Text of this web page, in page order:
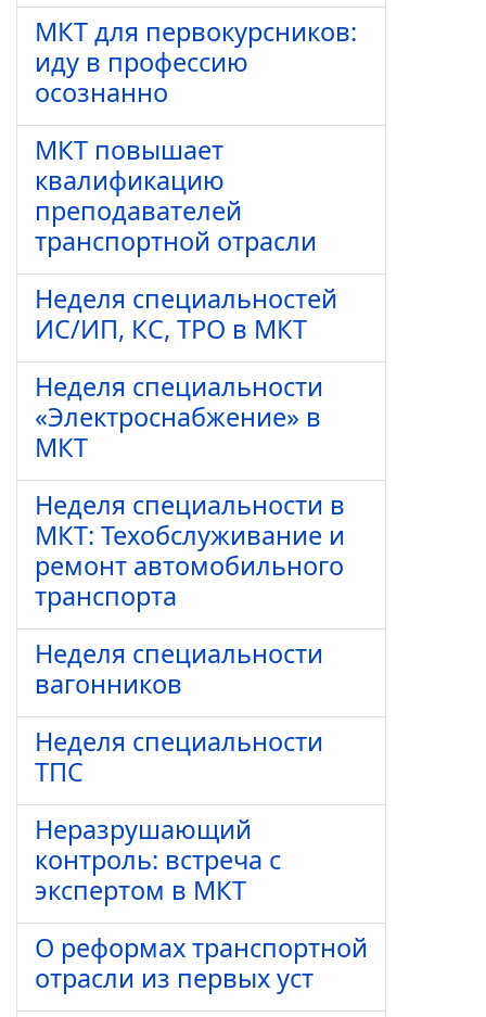
МКТ для первокурсников:
иду в профессию
осознанно
МКТ повышает
квалификацию
преподавателей
транспортной отрасли
Неделя специальностей
ИС/ИП, КС, ТРО в МКТ
Неделя специальности
«Электроснабжение» в
МКТ
Неделя специальности в
МКТ: Техобслуживание и
ремонт автомобильного
транспорта
Неделя специальности
вагонников
Неделя специальности
ТПС
Неразрушающий
контроль: встреча с
экспертом в МКТ
О реформах транспортной
отрасли из первых уст